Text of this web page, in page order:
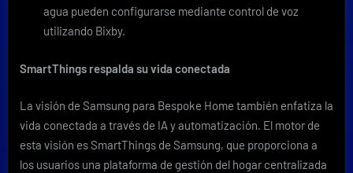
agua pueden configurarse mediante control de voz
utilizando Bixby.
SmartThings respalda su vida conectada
La visión de Samsung para Bespoke Home también enfatiza la
vida conectada a través de IA y automatización. El motor de
esta visión es SmartThings de Samsung, que proporciona a
los usuarios una plataforma de gestión del hogar centralizada